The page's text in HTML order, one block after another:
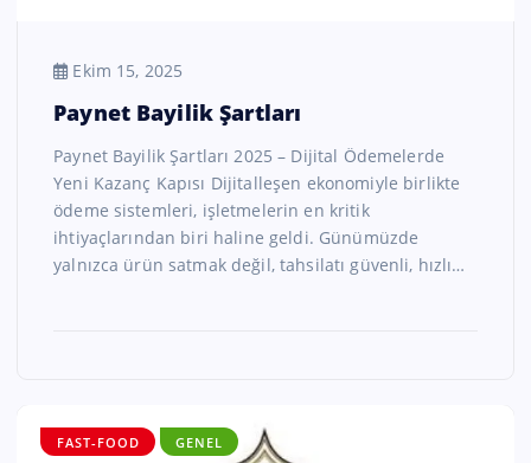
Ekim 15, 2025
Paynet Bayilik Şartları
Paynet Bayilik Şartları 2025 – Dijital Ödemelerde
Yeni Kazanç Kapısı Dijitalleşen ekonomiyle birlikte
ödeme sistemleri, işletmelerin en kritik
ihtiyaçlarından biri haline geldi. Günümüzde
yalnızca ürün satmak değil, tahsilatı güvenli, hızlı…
FAST-FOOD GENEL